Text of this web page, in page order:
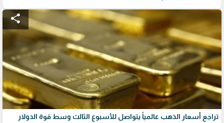
share
تراجع أسعار الذهب عالمياً يتواصل للأسبوع الثالث وسط قوة الدولار